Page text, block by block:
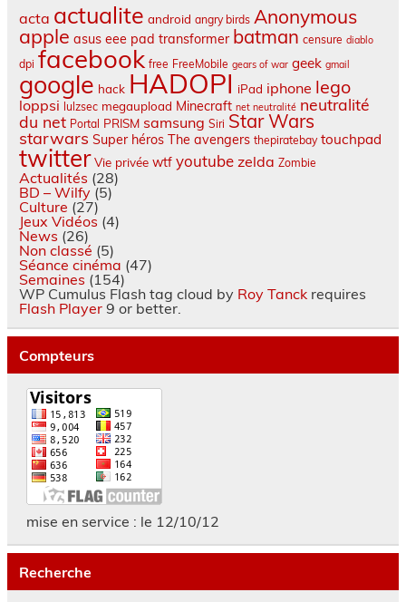
acta actualite android angry birds Anonymous
apple asus eee pad transformer batman censure diablo
dpi facebook free FreeMobile gears of war geek gmail
google hack HADOPI iPad iphone lego
loppsi lulzsec megaupload Minecraft net neutralité neutralité
du net Portal PRISM samsung Siri Star Wars
starwars Super héros The avengers thepiratebay touchpad
twitter Vie privée wtf youtube zelda Zombie
Actualités (28)
BD – Wilfy(5)
Culture (27)
Jeux Vidéos (4)
News (26)
Non classé (5)
Séance cinéma (47)
Semaines (154)
WP Cumulus Flash tag cloud by Roy Tanckrequires
Flash Player9 or better.
Compteurs
mise en service : le 12/10/12
Recherche